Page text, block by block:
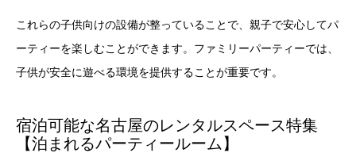
これらの子供向けの設備が整っていることで、親子で安心してパ
ーティーを楽しむことができます。ファミリーパーティーでは、
子供が安全に遊べる環境を提供することが重要です。
宿泊可能な名古屋のレンタルスペース特集
【泊まれるパーティールーム】